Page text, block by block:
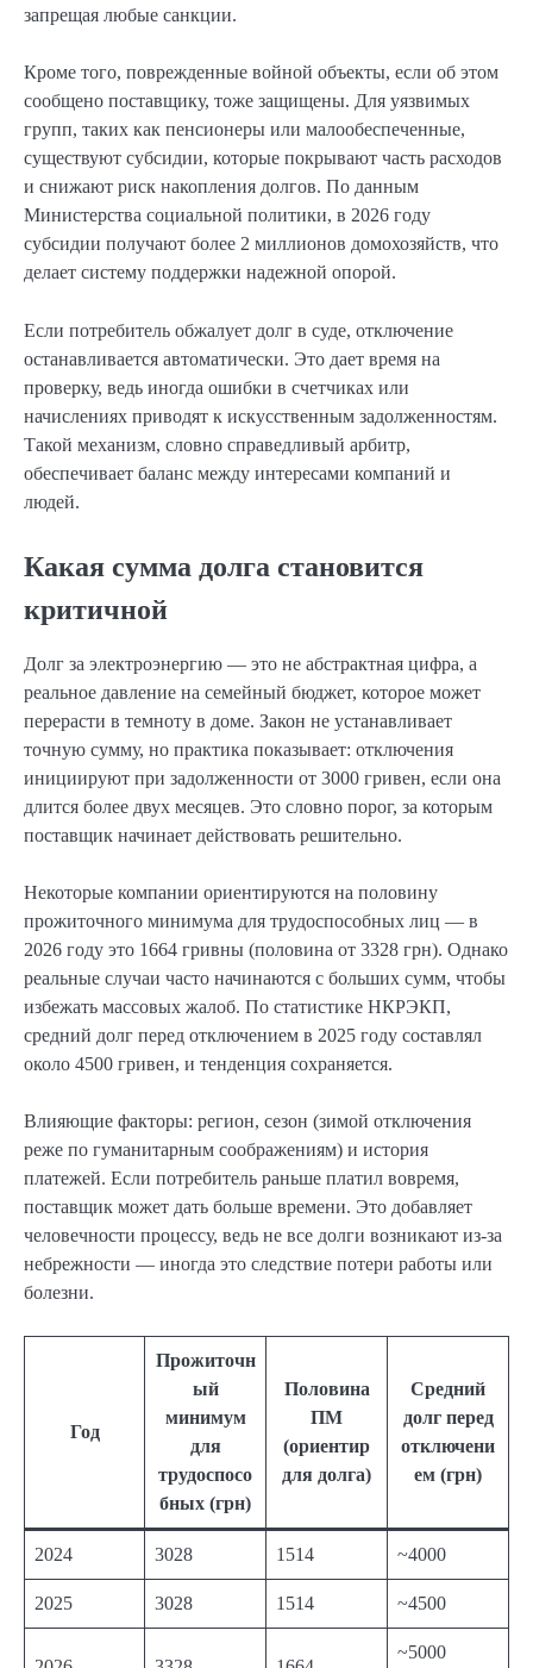
запрещая любые санкции.
Кроме того, поврежденные войной объекты, если об этом
сообщено поставщику, тоже защищены. Для уязвимых
групп, таких как пенсионеры или малообеспеченные,
существуют субсидии, которые покрывают часть расходов
и снижают риск накопления долгов. По данным
Министерства социальной политики, в 2026 году
субсидии получают более 2 миллионов домохозяйств, что
делает систему поддержки надежной опорой.
Если потребитель обжалует долг в суде, отключение
останавливается автоматически. Это дает время на
проверку, ведь иногда ошибки в счетчиках или
начислениях приводят к искусственным задолженностям.
Такой механизм, словно справедливый арбитр,
обеспечивает баланс между интересами компаний и
людей.
Какая сумма долга становится
критичной
Долг за электроэнергию — это не абстрактная цифра, а
реальное давление на семейный бюджет, которое может
перерасти в темноту в доме. Закон не устанавливает
точную сумму, но практика показывает: отключения
инициируют при задолженности от 3000 гривен, если она
длится более двух месяцев. Это словно порог, за которым
поставщик начинает действовать решительно.
Некоторые компании ориентируются на половину
прожиточного минимума для трудоспособных лиц — в
2026 году это 1664 гривны (половина от 3328 грн). Однако
реальные случаи часто начинаются с больших сумм, чтобы
избежать массовых жалоб. По статистике НКРЭКП,
средний долг перед отключением в 2025 году составлял
около 4500 гривен, и тенденция сохраняется.
Влияющие факторы: регион, сезон (зимой отключения
реже по гуманитарным соображениям) и история
платежей. Если потребитель раньше платил вовремя,
поставщик может дать больше времени. Это добавляет
человечности процессу, ведь не все долги возникают из-за
небрежности — иногда это следствие потери работы или
болезни.
Год
Прожиточн
ый
минимум
для
трудоспосо
бных (грн)
Половина
ПМ
(ориентир
для долга)
Средний
долг перед
отключени
ем (грн)
2024 3028 1514 ~4000
2025 3028 1514 ~4500
~5000